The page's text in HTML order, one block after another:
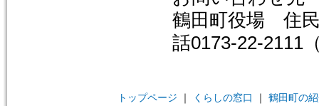
鶴田町役場 住
話0173-22-2111
トップページ ｜ くらしの窓口 ｜ 鶴田町の